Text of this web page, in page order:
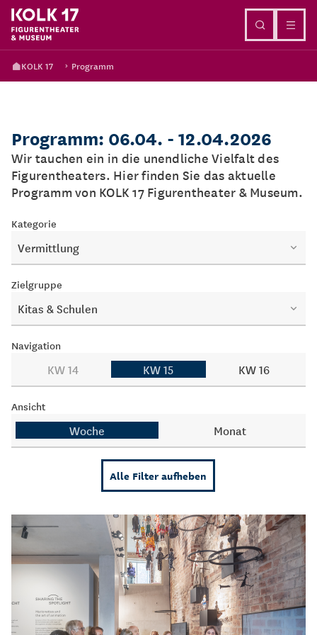
KOLK 17 Programm
Programm: 06.04. - 12.04.2026
Wir tauchen ein in die unendliche Vielfalt des
Figurentheaters. Hier finden Sie das aktuelle
Programm von KOLK 17 Figurentheater & Museum.
Kategorie
Vermittlung
Zielgruppe
Kitas & Schulen
Navigation
KW 14 KW 15 KW 16
Ansicht
Woche Monat
Alle Filter aufheben